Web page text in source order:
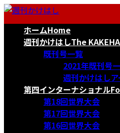
コ
ナ
ホームHome
週刊かけはしThe
既刊号一覧
2021年既刊号
週刊かけはし
第四インターナショナル
第18回世界大会
第17回世界大会
第16回世界大会